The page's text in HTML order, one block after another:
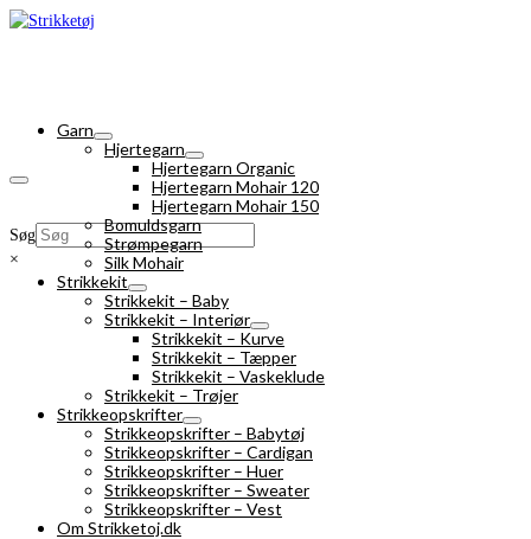
Søg
×
Garn
Hjertegarn
Hjertegarn Organic
Hjertegarn Mohair 120
Hjertegarn Mohair 150
Bomuldsgarn
Strømpegarn
Silk Mohair
Strikkekit
Strikkekit – Baby
Strikkekit – Interiør
Strikkekit – Kurve
Strikkekit – Tæpper
Strikkekit – Vaskeklude
Strikkekit – Trøjer
Strikkeopskrifter
Strikkeopskrifter – Babytøj
Strikkeopskrifter – Cardigan
Strikkeopskrifter – Huer
Strikkeopskrifter – Sweater
Strikkeopskrifter – Vest
Om Strikketoj.dk